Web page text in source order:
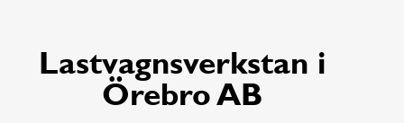
Lastvagnsverkstan i
Örebro AB